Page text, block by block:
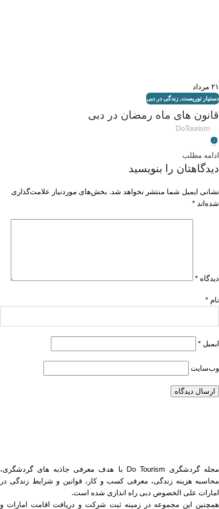
۲۱ مرداد
دستیار توریست, زندگی در دبی
قانون های ماه رمضان در دبی
DoTourism
۰
ادامه مطلب
دیدگاهتان را بنویسید
نشانی ایمیل شما منتشر نخواهد شد. بخش‌های موردنیاز علامت‌گذاری
شده‌اند *
دیدگاه *
نام *
ایمیل *
وب‌سایت
مجله گردشگری Do Tourism با هدف معرفی جاذبه های گردشگری،
محاسبه هزینه زندگی، معرفی کسب و کار، قوانین و شرایط زندگی در
امارات علی الخصوص دبی راه اندازی شده است.
همچنین این مجموعه در زمینه ثبت شرکت و دریافت اقامت امارات و